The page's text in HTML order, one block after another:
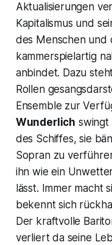
Aktualisierungen
Kapitalismus und
des Menschen und
kammerspielartig
anbindet. Dazu
Rollen
Ensemble zur
Wunderlich swingt
des Schiffes, sie
Sopran zu
ihn wie ein
lässt. Immer macht
bekennt sich
Der kraftvolle
verliert da seine